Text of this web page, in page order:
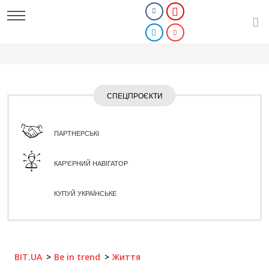
СПЕЦПРОЄКТИ
ПАРТНЕРСЬКІ
КАР'ЄРНИЙ НАВІГАТОР
КУПУЙ УКРАЇНСЬКЕ
BIT.UA Be in trend Життя